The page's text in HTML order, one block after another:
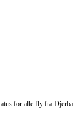
for alle fly fra Djerba